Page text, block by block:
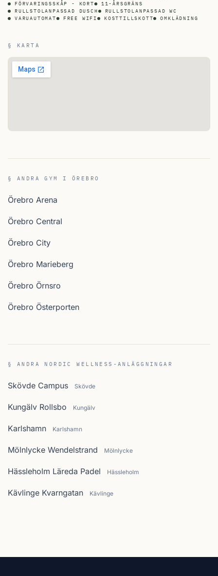
FÖRVARINGSSKÅP - KORT
11-ÅRSGRÄNS
RULLSTOLANPASSAD DUSCH
RULLSTOLANPASSAD WC
VARUAUTOMAT
FREE WIFI KOSTTILLSKOTT OMKLÄDNING
§ KARTA
§ ANDRA GYM I ÖREBRO
Örebro Arena
Örebro Central
Örebro City
Örebro Marieberg
Örebro Örnsro
Örebro Österporten
§ ANDRA NORDIC WELLNESS-ANLÄGGNINGAR
Skövde Campus Skövde
Kungälv Rollsbo Kungälv
Karlshamn Karlshamn
Mölnlycke Wendelstrand Mölnlycke
Hässleholm Läreda Padel Hässleholm
Kävlinge Kvarngatan Kävlinge